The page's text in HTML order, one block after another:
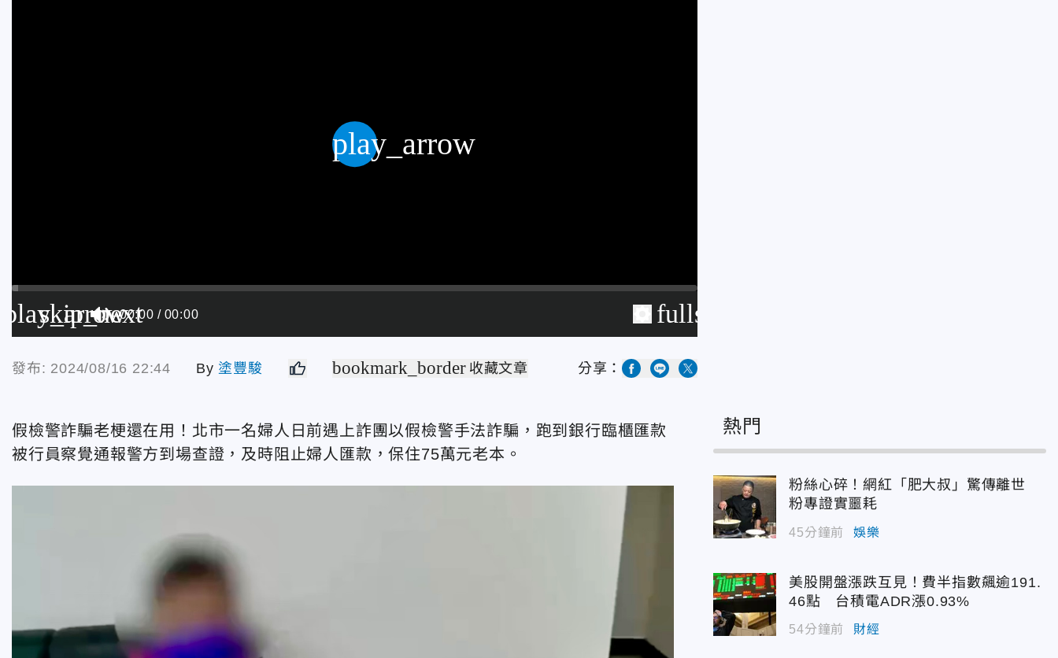
play_arrow
skip_next
00:00 00:00 fullscreen
play_arrow
發布: 2024/08/16 22:44 By 塗豐駿 bookmark_border 收藏文章 分享：
假檢警詐騙老梗還在用！北市一名婦人日前遇上詐團以假檢警手法詐騙，跑到銀行臨櫃匯款
被行員察覺通報警方到場查證，及時阻止婦人匯款，保住75萬元老本。
熱門
粉絲心碎！網紅「肥大叔」驚傳離世
粉專證實噩耗
45分鐘前 娛樂
美股開盤漲跌互見！費半指數飆逾191.
46點 台積電ADR漲0.93%
54分鐘前 財經